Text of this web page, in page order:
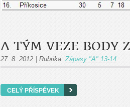
A TÝM VEZE BODY
27. 8. 2012 Rubrika: Zápasy "A" 13-14
CELÝ PŘÍSPĚVEK